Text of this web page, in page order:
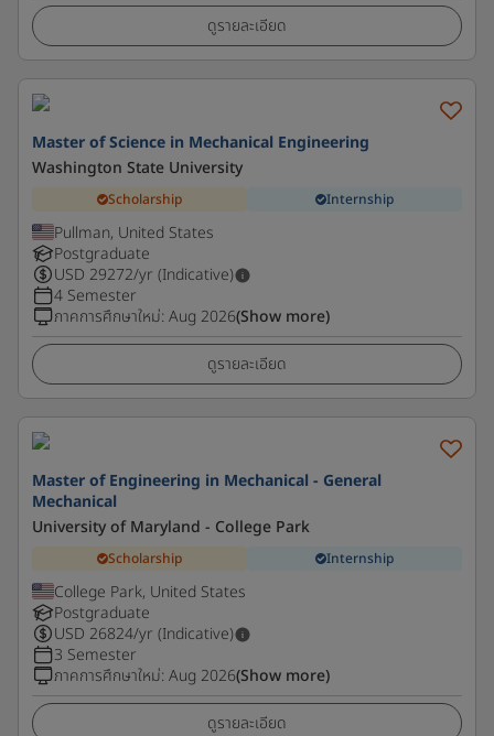
ดูรายละเอียด
Master of Science in Mechanical Engineering
Washington State University
Scholarship Internship
Pullman, United States
Postgraduate
USD 29272/yr (Indicative)
4 Semester
ภาคการศึกษาใหม่:Aug 2026(Show more)
ดูรายละเอียด
Master of Engineering in Mechanical - General
Mechanical
University of Maryland - College Park
Scholarship Internship
College Park, United States
Postgraduate
USD 26824/yr (Indicative)
3 Semester
ภาคการศึกษาใหม่:Aug 2026(Show more)
ดูรายละเอียด